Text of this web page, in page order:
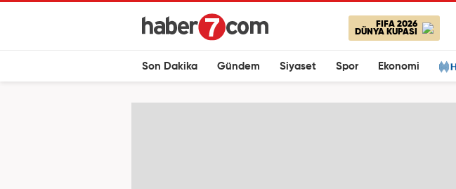
FIFA 2026
DÜNYA KUPASI
Son Dakika Gündem Siyaset Spor Ekonomi